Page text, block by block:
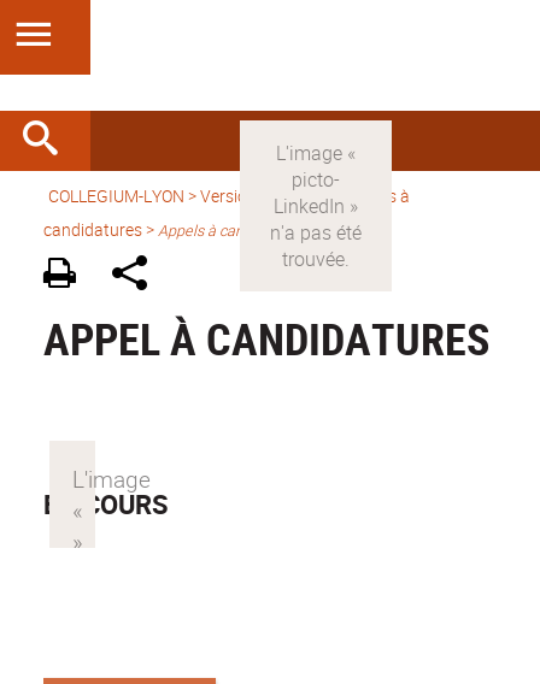
COLLEGIUM-LYON >Version française> Appels à
candidatures >Appels à candidature
APPEL À CANDIDATURES
EN COURS